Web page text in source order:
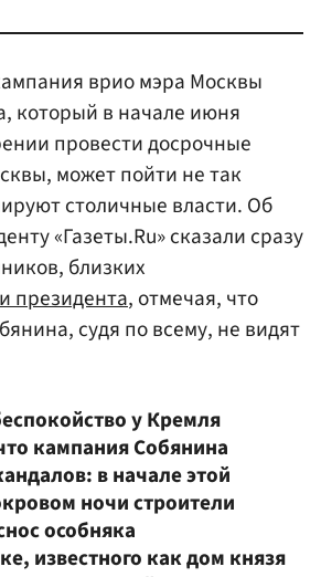
врио мэра Москвы
который в начале июня
провести досрочные
может пойти не так
столичные власти. Об
«Газеты.Ru» сказали сразу
близких
президента, отмечая, что
судя по всему, не видят
у Кремля
кампания Собянина
в начале этой
ночи строители
особняка
известного как дом князя